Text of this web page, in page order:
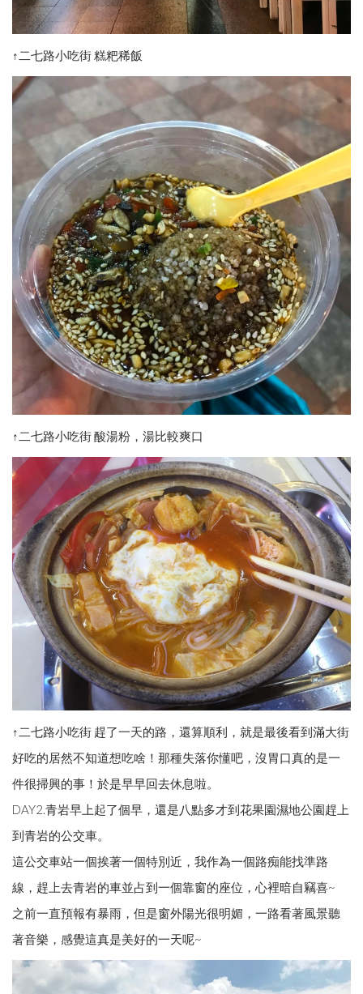
↑二七路小吃街 糕粑稀飯
↑二七路小吃街 酸湯粉，湯比較爽口
↑二七路小吃街 趕了一天的路，還算順利，就是最後看到滿大街
好吃的居然不知道想吃啥！那種失落你懂吧，沒胃口真的是一
件很掃興的事！於是早早回去休息啦。
DAY2.青岩早上起了個早，還是八點多才到花果園濕地公園趕上
到青岩的公交車。
這公交車站一個挨著一個特別近，我作為一個路痴能找準路
線，趕上去青岩的車並占到一個靠窗的座位，心裡暗自竊喜~
之前一直預報有暴雨，但是窗外陽光很明媚，一路看著風景聽
著音樂，感覺這真是美好的一天呢~